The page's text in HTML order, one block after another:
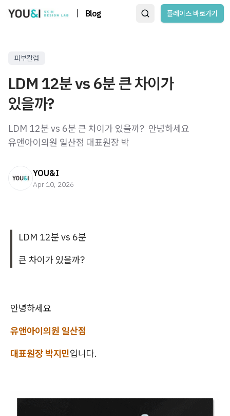
Blog 플레이스 바로가기
피부칼럼
LDM 12분 vs 6분 큰 차이가
있을까?
LDM 12분 vs 6분 큰 차이가 있을까? ​ 안녕하세요
유앤아이의원 일산점 대표원장 박
YOU&I
Apr 10, 2026
LDM 12분 vs 6분
큰 차이가 있을까?
안녕하세요
유앤아이의원 일산점
대표원장 박지민입니다.